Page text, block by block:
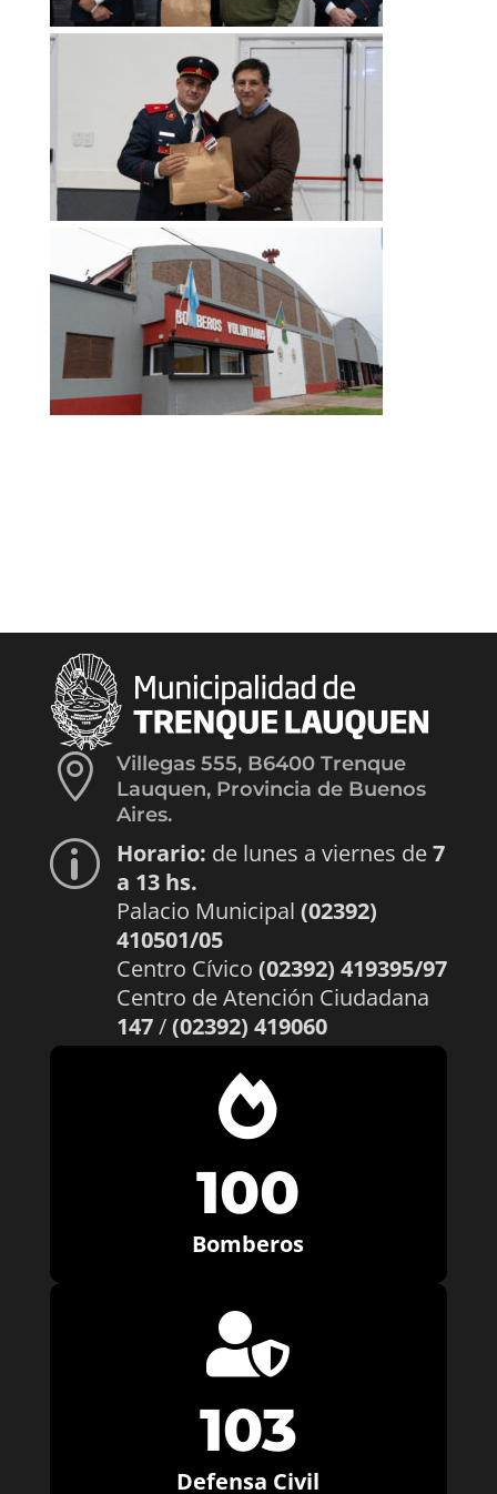

Villegas 555, B6400 Trenque
Lauquen, Provincia de Buenos
Aires.
p Horario: de lunes a viernes de7
a 13 hs.
Palacio Municipal (02392)
410501/05
Centro Cívico (02392) 419395/97
Centro de Atención Ciudadana
147/(02392) 419060

100
Bomberos

103
Defensa Civil